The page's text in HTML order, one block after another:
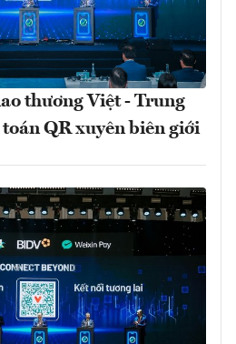
thương Việt - Trung
QR xuyên biên giới